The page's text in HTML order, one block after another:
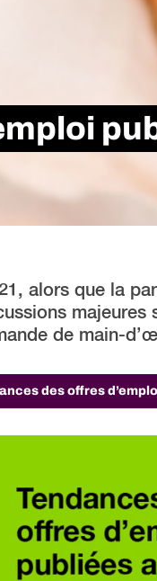
alors que la
majeures
de main-
des offres